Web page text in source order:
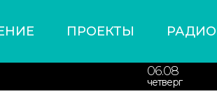
ПРОЕКТЫ РАДИО
06.08
четверг